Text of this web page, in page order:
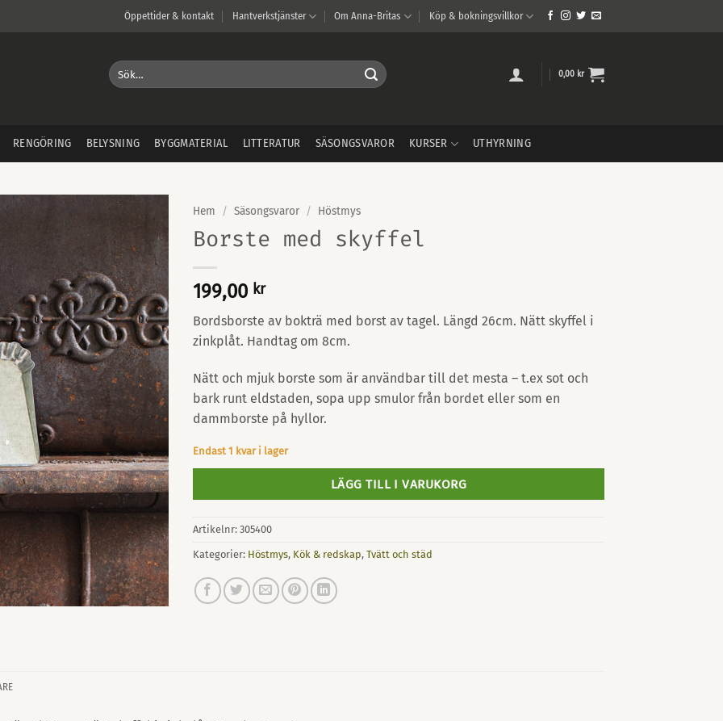
Öppettider & kontakt Hantverkstjänster Om Anna-Britas Köp & bokningsvillkor
Sök
efter:
0,00 kr
RENGÖRING BELYSNING BYGGMATERIAL LITTERATUR SÄSONGSVAROR KURSER UTHYRNING
Hem / Säsongsvaror / Höstmys
Borste med skyffel
199,00 kr
Bordsborste av bokträ med borst av tagel. Längd 26cm. Nätt skyffel i
zinkplåt. Handtag om 8cm.
Nätt och mjuk borste som är användbar till det mesta – t.ex sot och
bark runt eldstaden, sopa upp smulor från bordet eller som en
dammborste på hyllor.
Endast 1 kvar i lager
LÄGG TILL I VARUKORG
Artikelnr: 305400
Kategorier: Höstmys, Kök & redskap, Tvätt och städ